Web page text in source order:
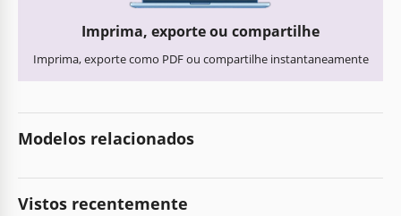
Imprima, exporte ou compartilhe
Imprima, exporte como PDF ou compartilhe instantaneamente
Modelos relacionados
Vistos recentemente